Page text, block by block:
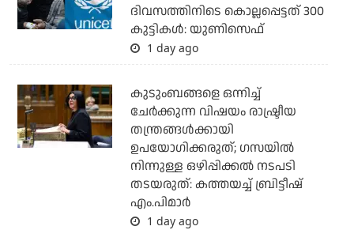
ദിവസത്തിനിടെ കൊല്ലപ്പെട്ടത് 300
കുട്ടികള്‍: യുണിസെഫ്
1 day ago
കുടുംബങ്ങളെ ഒന്നിച്ച്
ചേര്‍ക്കുന്ന വിഷയം രാഷ്ട്രീയ
തന്ത്രങ്ങള്‍ക്കായി
ഉപയോഗിക്കരുത്; ഗസയില്‍
നിന്നുള്ള ഒഴിപ്പിക്കല്‍ നടപടി
തടയരുത്: കത്തയച്ച് ബ്രിട്ടീഷ്
എം.പിമാര്‍
1 day ago